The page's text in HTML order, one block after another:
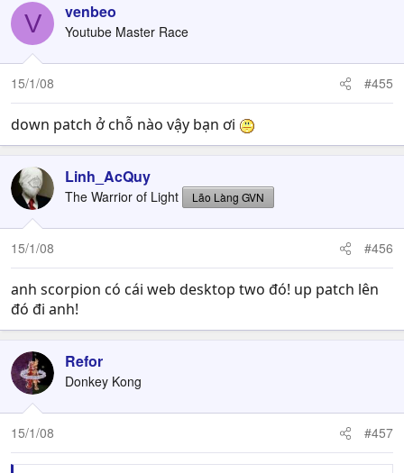
V venbeo
Youtube Master Race
15/1/08 #455
down patch ở chỗ nào vậy bạn ơi
Linh_AcQuy
The Warrior of Light Lão Làng GVN
15/1/08 #456
anh scorpion có cái web desktop two đó! up patch lên
đó đi anh!
Refor
Donkey Kong
15/1/08 #457